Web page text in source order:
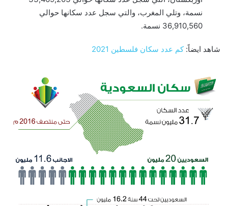
نسمة، وتلي المغرب، والتي سجل عدد سكانها حوالي
36,910,560 نسمة.
شاهد ايضاً:كم عدد سكان فلسطين 2021